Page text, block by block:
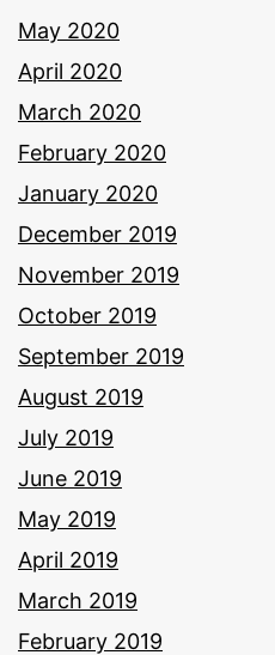
May 2020
April 2020
March 2020
February 2020
January 2020
December 2019
November 2019
October 2019
September 2019
August 2019
July 2019
June 2019
May 2019
April 2019
March 2019
February 2019